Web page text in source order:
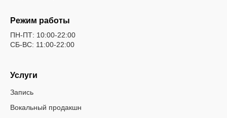
ПН-ПТ: 10:00-22:00
СБ-ВС: 11:00-22:00
Режим работы
Услуги
Запись
Вокальный продакшн